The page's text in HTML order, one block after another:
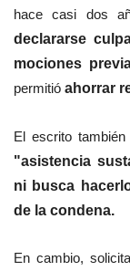
hace casi dos
declararse
mociones
permitió ahorrar
El escrito
"asistencia
ni busca
de la condena.
En cambio,